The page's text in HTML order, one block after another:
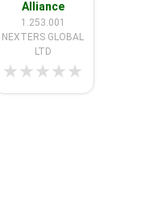
Alliance
1.253.001
NEXTERS GLOBAL
LTD
★★★★★